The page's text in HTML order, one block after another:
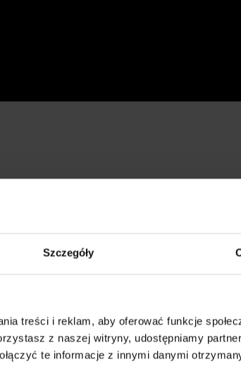
Szczegóły
treści i reklam, aby oferować funkcje
z naszej witryny, udostępniamy
te informacje z innymi danymi